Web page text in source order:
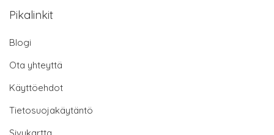
Pikalinkit
Blogi
Ota yhteyttä
Käyttöehdot
Tietosuojakäytäntö
Sivukartta